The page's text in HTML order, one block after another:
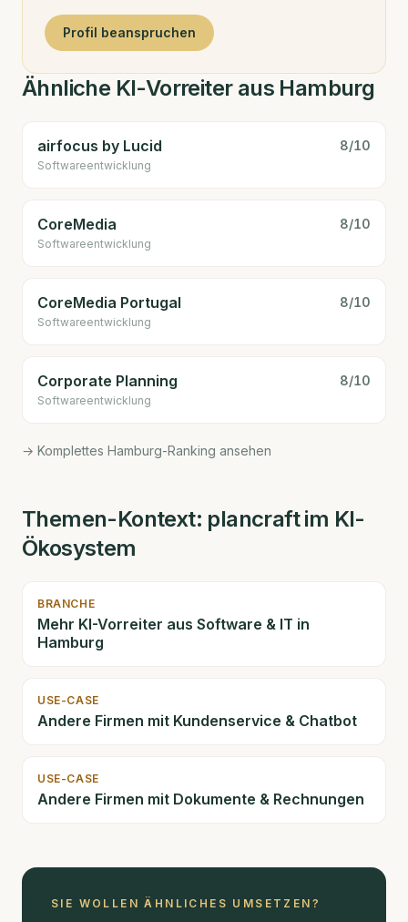
Profil beanspruchen
Ähnliche KI-Vorreiter aus Hamburg
airfocus by Lucid 8/10
Software­entwicklung
CoreMedia 8/10
Software­entwicklung
CoreMedia Portugal 8/10
Software­entwicklung
Corporate Planning 8/10
Software­entwicklung
→ Komplettes Hamburg-Ranking ansehen
Themen-Kontext: plancraftim KI-
Ökosystem
BRANCHE
Mehr KI-Vorreiter aus Software & IT in
Hamburg
USE-CASE
Andere Firmen mit Kundenservice & Chatbot
USE-CASE
Andere Firmen mit Dokumente & Rechnungen
SIE WOLLEN ÄHNLICHES UMSETZEN?